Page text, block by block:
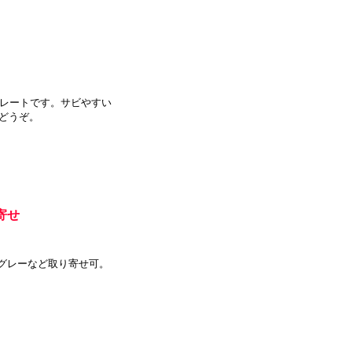
ートです。サビやすい
うぞ。
せ
ーなど取り寄せ可。